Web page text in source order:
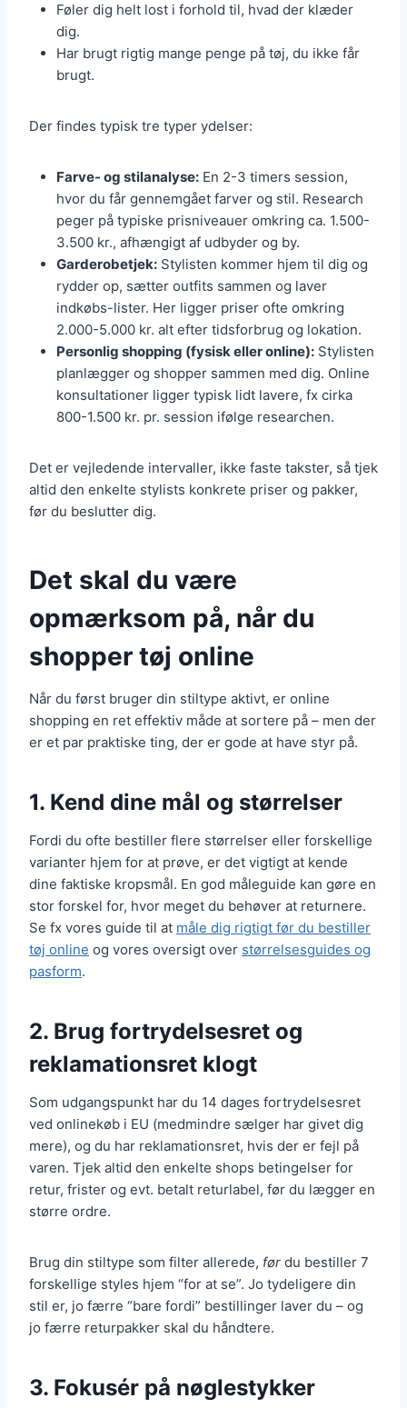
Føler dig helt lost i forhold til, hvad der klæder
dig.
Har brugt rigtig mange penge på tøj, du ikke får
brugt.
Der findes typisk tre typer ydelser:
Farve- og stilanalyse: En 2-3 timers session,
hvor du får gennemgået farver og stil. Research
peger på typiske prisniveauer omkring ca. 1.500-
3.500 kr., afhængigt af udbyder og by.
Garderobetjek: Stylisten kommer hjem til dig og
rydder op, sætter outfits sammen og laver
indkøbs-lister. Her ligger priser ofte omkring
2.000-5.000 kr. alt efter tidsforbrug og lokation.
Personlig shopping (fysisk eller online): Stylisten
planlægger og shopper sammen med dig. Online
konsultationer ligger typisk lidt lavere, fx cirka
800-1.500 kr. pr. session ifølge researchen.
Det er vejledende intervaller, ikke faste takster, så tjek
altid den enkelte stylists konkrete priser og pakker,
før du beslutter dig.
Det skal du være
opmærksom på, når du
shopper tøj online
Når du først bruger din stiltype aktivt, er online
shopping en ret effektiv måde at sortere på – men der
er et par praktiske ting, der er gode at have styr på.
1. Kend dine mål og størrelser
Fordi du ofte bestiller flere størrelser eller forskellige
varianter hjem for at prøve, er det vigtigt at kende
dine faktiske kropsmål. En god måleguide kan gøre en
stor forskel for, hvor meget du behøver at returnere.
Se fx vores guide til at måle dig rigtigt før du bestiller
tøj online og vores oversigt over størrelsesguides og
pasform.
2. Brug fortrydelsesret og
reklamationsret klogt
Som udgangspunkt har du 14 dages fortrydelsesret
ved onlinekøb i EU (medmindre sælger har givet dig
mere), og du har reklamationsret, hvis der er fejl på
varen. Tjek altid den enkelte shops betingelser for
retur, frister og evt. betalt returlabel, før du lægger en
større ordre.
Brug din stiltype som filter allerede, før du bestiller 7
forskellige styles hjem “for at se”. Jo tydeligere din
stil er, jo færre “bare fordi” bestillinger laver du – og
jo færre returpakker skal du håndtere.
3. Fokusér på nøglestykker